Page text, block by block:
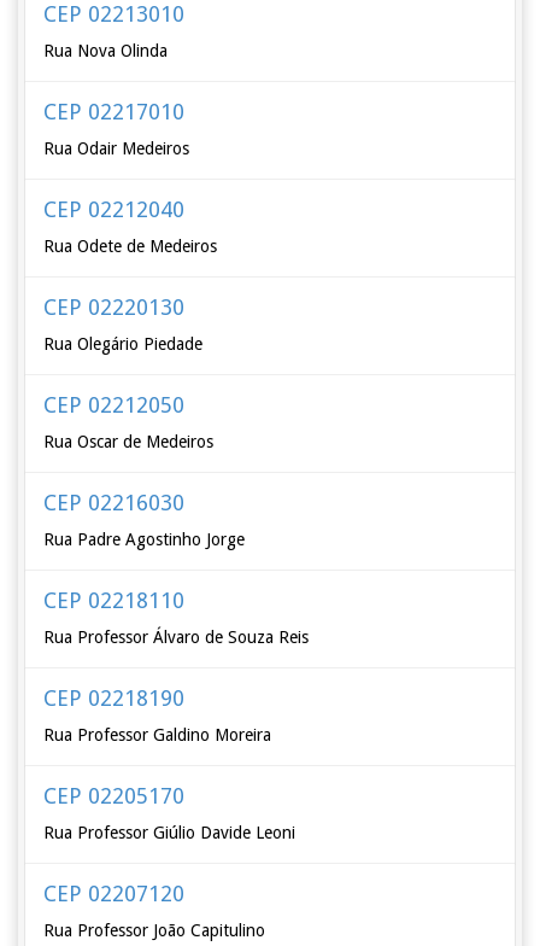
CEP 02213010
Rua Nova Olinda
CEP 02217010
Rua Odair Medeiros
CEP 02212040
Rua Odete de Medeiros
CEP 02220130
Rua Olegário Piedade
CEP 02212050
Rua Oscar de Medeiros
CEP 02216030
Rua Padre Agostinho Jorge
CEP 02218110
Rua Professor Álvaro de Souza Reis
CEP 02218190
Rua Professor Galdino Moreira
CEP 02205170
Rua Professor Giúlio Davide Leoni
CEP 02207120
Rua Professor João Capitulino